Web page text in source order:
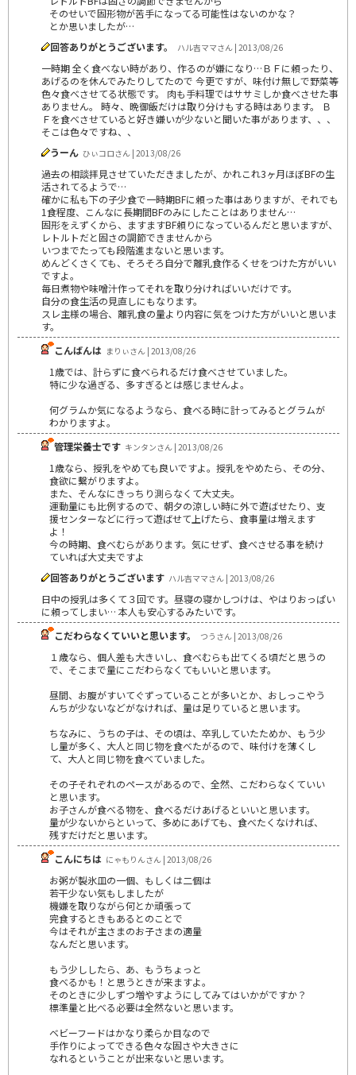
そのせいで固形物が苦手になってる可能性はないのかな？
とか思いましたが…
回答ありがとうございます。
ハル吉ママさん | 2013/08/26
一時期 全く食べない時があり、作るのが嫌になり…ＢＦに頼ったり、
あげるのを休んでみたりしてたので 今更ですが、味付け無しで野菜等
色々食べさせてる状態です。 肉も手料理ではササミしか食べさせた事
ありません。 時々、晩御飯だけは取り分けもする時はあります。 Ｂ
Ｆを食べさせていると好き嫌いが少ないと聞いた事があります、、、
そこは色々ですね、、
うーん ひぃコロさん | 2013/08/26
過去の相談拝見させていただきましたが、かれこれ3ヶ月ほぼBFの生
活されてるようで…
確かに私も下の子少食で一時期BFに頼った事はありますが、それでも
1食程度、こんなに長期間BFのみにしたことはありません…
固形をえずくから、ますますBF頼りになっているんだと思いますが、
レトルトだと固さの調節できませんから
いつまでたっても段階進まないと思います。
めんどくさくても、そろそろ自分で離乳食作るくせをつけた方がいい
ですよ。
毎日煮物や味噌汁作ってそれを取り分ければいいだけです。
自分の食生活の見直しにもなります。
スレ主様の場合、離乳食の量より内容に気をつけた方がいいと思いま
す。
こんばんは まりぃさん | 2013/08/26
1歳では、計らずに食べられるだけ食べさせていました。
特に少な過ぎる、多すぎるとは感じませんよ。
何グラムか気になるようなら、食べる時に計ってみるとグラムが
わかりますよ。
管理栄養士です キンタンさん | 2013/08/26
1歳なら、授乳をやめても良いですよ。授乳をやめたら、その分、
食欲に繫がりますよ。
また、そんなにきっちり測らなくて大丈夫。
運動量にも比例するので、朝夕の涼しい時に外で遊ばせたり、支
援センターなどに行って遊ばせて上げたら、食事量は増えます
よ！
今の時期、食べむらがあります。気にせず、食べさせる事を続け
ていれば大丈夫ですよ
回答ありがとうございます ハル吉ママさん | 2013/08/26
日中の授乳は多くて３回です。昼寝の寝かしつけは、やはりおっぱい
に頼ってしまい… 本人も安心するみたいです。
こだわらなくていいと思います。
つうさん | 2013/08/26
１歳なら、個人差も大きいし、食べむらも出てくる頃だと思うの
で、そこまで量にこだわらなくてもいいと思います。
昼間、お腹がすいてぐずっていることが多いとか、おしっこやう
んちが少ないなどがなければ、量は足りていると思います。
ちなみに、うちの子は、その頃は、卒乳していたためか、もう少
し量が多く、大人と同じ物を食べたがるので、味付けを薄くし
て、大人と同じ物を食べていました。
その子それぞれのペースがあるので、全然、こだわらなくていい
と思います。
お子さんが食べる物を、食べるだけあげるといいと思います。
量が少ないからといって、多めにあげても、食べたくなければ、
残すだけだと思います。
こんにちは にゃもりんさん | 2013/08/26
お粥が製氷皿の一個、もしくは二個は
若干少ない気もしましたが
機嫌を取りながら何とか頑張って
完食するときもあるとのことで
今はそれが主さまのお子さまの適量
なんだと思います。
もう少ししたら、あ、もうちょっと
食べるかも！と思うときが来ますよ。
そのときに少しずつ増やすようにしてみてはいかがですか？
標準量と比べる必要は全然ないと思います。
ベビーフードはかなり柔らか目なので
手作りによってできる色々な固さや大きさに
なれるということが出来ないと思います。